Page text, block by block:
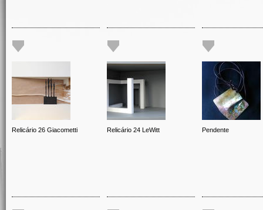
Relicário 26 Giacometti Relicário 24 LeWitt Pendente